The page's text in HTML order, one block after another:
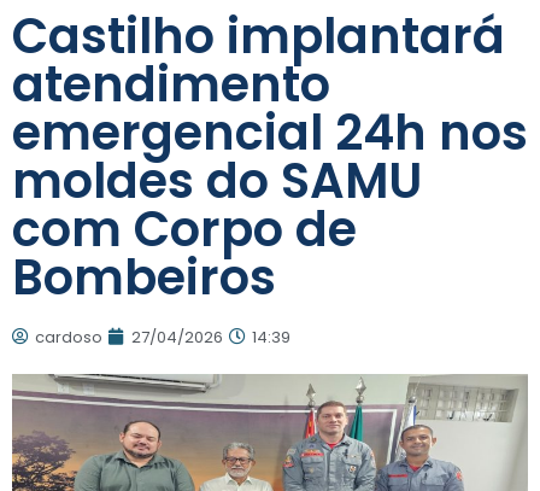
Castilho implantará
atendimento
emergencial 24h nos
moldes do SAMU
com Corpo de
Bombeiros
cardoso 27/04/2026 14:39